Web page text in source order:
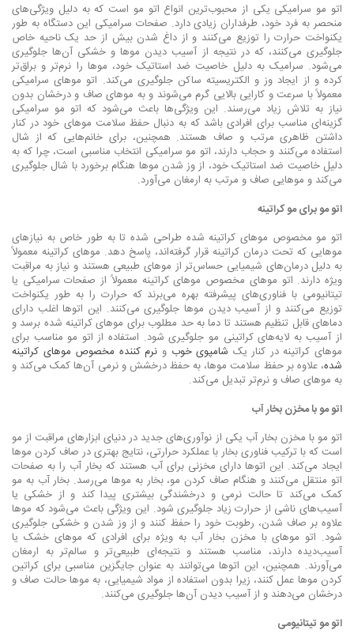
اتو مو سرامیکی یکی از محبوب‌ترین انواع اتو مو است که به دلیل ویژگی‌های
منحصر به فرد خود، طرفداران زیادی دارد. صفحات سرامیکی این دستگاه به طور
یکنواخت حرارت را توزیع می‌کنند و از داغ شدن بیش از حد یک ناحیه خاص
جلوگیری می‌کنند، که در نتیجه از آسیب دیدن موها و خشکی آن‌ها جلوگیری
می‌شود. سرامیک به دلیل خاصیت ضد استاتیک خود، موها را نرم‌تر و براق‌تر
کرده و از ایجاد وز و الکتریسیته ساکن جلوگیری می‌کند. اتو موهای سرامیکی
معمولاً با سرعت و کارایی بالایی گرم می‌شوند و به موهای صاف و درخشان بدون
نیاز به تلاش زیاد می‌رسند. این ویژگی‌ها باعث می‌شود که اتو مو سرامیکی
گزینه‌ای مناسب برای افرادی باشد که به دنبال حفظ سلامت موهای خود در کنار
داشتن ظاهری مرتب و صاف هستند. همچنین، برای خانم‌هایی که از شال
استفاده می‌کنند و حجاب دارند، اتو مو سرامیکی انتخاب مناسبی است، چرا که به
دلیل خاصیت ضد استاتیک خود، از وز شدن موها هنگام برخورد با شال جلوگیری
می‌کند و موهایی صاف و مرتب به ارمغان می‌آورد.
اتو مو برای مو کراتینه
اتو مو مخصوص موهای کراتینه شده طراحی شده تا به طور خاص به نیازهای
موهایی که تحت درمان کراتینه قرار گرفته‌اند، پاسخ دهد. موهای کراتینه معمولاً
به دلیل درمان‌های شیمیایی حساس‌تر از موهای طبیعی هستند و نیاز به مراقبت
ویژه دارند. اتو موهای مخصوص موهای کراتینه معمولاً از صفحات سرامیکی یا
تیتانیومی با فناوری‌های پیشرفته بهره می‌برند که حرارت را به طور یکنواخت
توزیع می‌کنند و از آسیب دیدن موها جلوگیری می‌کنند. این اتوها اغلب دارای
دماهای قابل تنظیم هستند تا دما به حد مطلوب برای موهای کراتینه شده برسد و
از آسیب به لایه‌های کراتینی مو جلوگیری شود. استفاده از اتو مو مناسب برای
موهای کراتینه در کنار یک شامپوی خوب و نرم کننده مخصوص موهای کراتینه
شده، علاوه بر حفظ سلامت موها، به حفظ درخشش و نرمی آن‌ها کمک می‌کند و
به موهای صاف و نرم‌تر تبدیل می‌کند.
اتو مو با مخزن بخار آب
اتو مو با مخزن بخار آب یکی از نوآوری‌های جدید در دنیای ابزارهای مراقبت از مو
است که با ترکیب فناوری بخار با عملکرد حرارتی، نتایج بهتری در صاف کردن موها
ایجاد می‌کند. این اتوها دارای مخزنی برای آب هستند که بخار آب را به صفحات
اتو منتقل می‌کنند و هنگام صاف کردن مو، بخار به موها می‌رسد. بخار آب به مو
کمک می‌کند تا حالت نرمی و درخشندگی بیشتری پیدا کند و از خشکی یا
آسیب‌های ناشی از حرارت زیاد جلوگیری شود. این ویژگی باعث می‌شود که موها
علاوه بر صاف شدن، رطوبت خود را حفظ کنند و از وز شدن و خشکی جلوگیری
شود. اتو موهای با مخزن بخار آب به ویژه برای افرادی که موهای خشک یا
آسیب‌دیده دارند، مناسب هستند و نتیجه‌ای طبیعی‌تر و سالم‌تر به ارمغان
می‌آورند. همچنین، این اتوها می‌توانند به عنوان جایگزین مناسبی برای کراتین
کردن موها عمل کنند، زیرا بدون استفاده از مواد شیمیایی، به موها حالت صاف و
درخشان می‌دهند و از آسیب دیدن آن‌ها جلوگیری می‌کنند.
اتو مو تیتانیومی